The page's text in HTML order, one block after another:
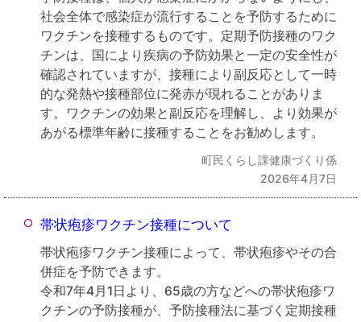
社会全体で感染症が流行することを予防するために
ワクチンを接種するものです。定期予防接種のワク
チンは、国により疾病の予防効果と一定の安全性が
確認されていますが、接種により副反応として一時
的な発熱や接種部位に発赤が現れることがありま
す。ワクチンの効果と副反応を理解し、より効果が
あがる標準年齢に接種することをお勧めします。
町民くらし課健康づくり係
2026年4月7日
帯状疱疹ワクチン接種について
帯状疱疹ワクチン接種によって、帯状疱疹やその合
併症を予防できます。
令和7年4月1日より、65歳の方などへの帯状疱疹ワ
クチンの予防接種が、予防接種法に基づく定期接種